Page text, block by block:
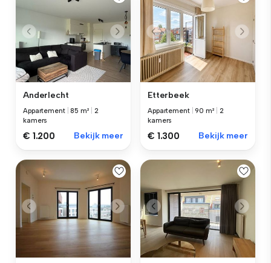
Anderlecht
Appartement |85 m²
2
kamers
€ 1.200 Bekijk meer
Etterbeek
Appartement |90 m²
2
kamers
€ 1.300 Bekijk meer